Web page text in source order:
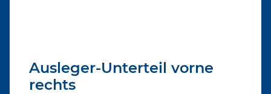
Ausleger-Unterteil vorne
rechts